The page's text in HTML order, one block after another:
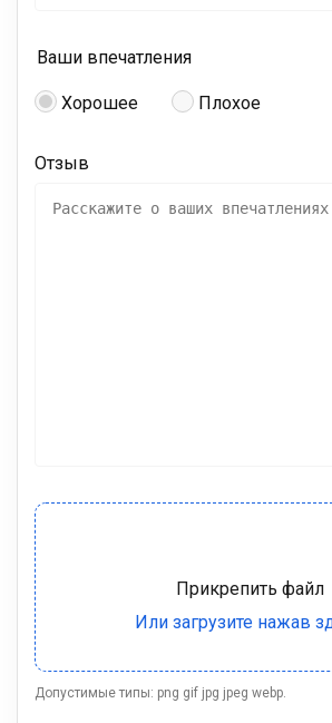
Ваши впечатления
Хорошее Плохое
Отзыв
Допустимые типы: png gif jpg jpeg webp.